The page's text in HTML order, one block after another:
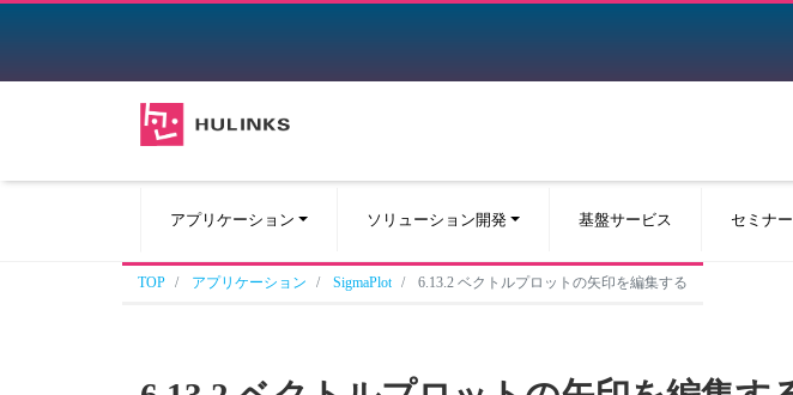
アプリケーション ソリューション開発 基盤サービス セミナー
TOP アプリケーション SigmaPlot 6.13.2 ベクトルプロットの矢印を編集する